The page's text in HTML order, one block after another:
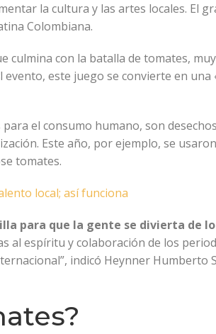
la cultura y las artes locales. El
Colombiana.
culmina con la batalla de tomates,
este juego se convierte en una
el consumo humano, son
Este año, por ejemplo, se
tomates.
local; así funciona
para que la gente se divierta de
al espíritu y colaboración de los
indicó Heynner Humberto